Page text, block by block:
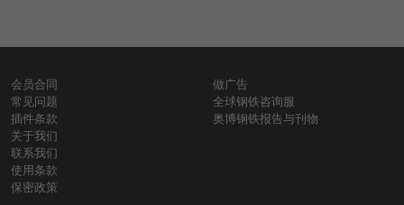
会员合同
常见问题
插件条款
关于我们
联系我们
使用条款
保密政策
做广告
全球钢铁咨询服
奥博钢铁报告与刊物